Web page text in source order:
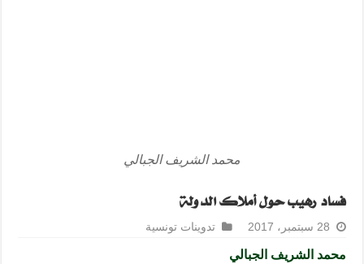
محمد الشريف الجبالي
فساد رهيب حول أملاك الدولة
28 سبتمبر، 2017 تدوينات تونسية
محمد الشريف الجبالي